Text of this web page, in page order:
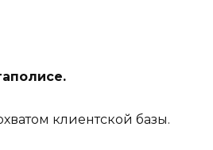
клиентской базы.